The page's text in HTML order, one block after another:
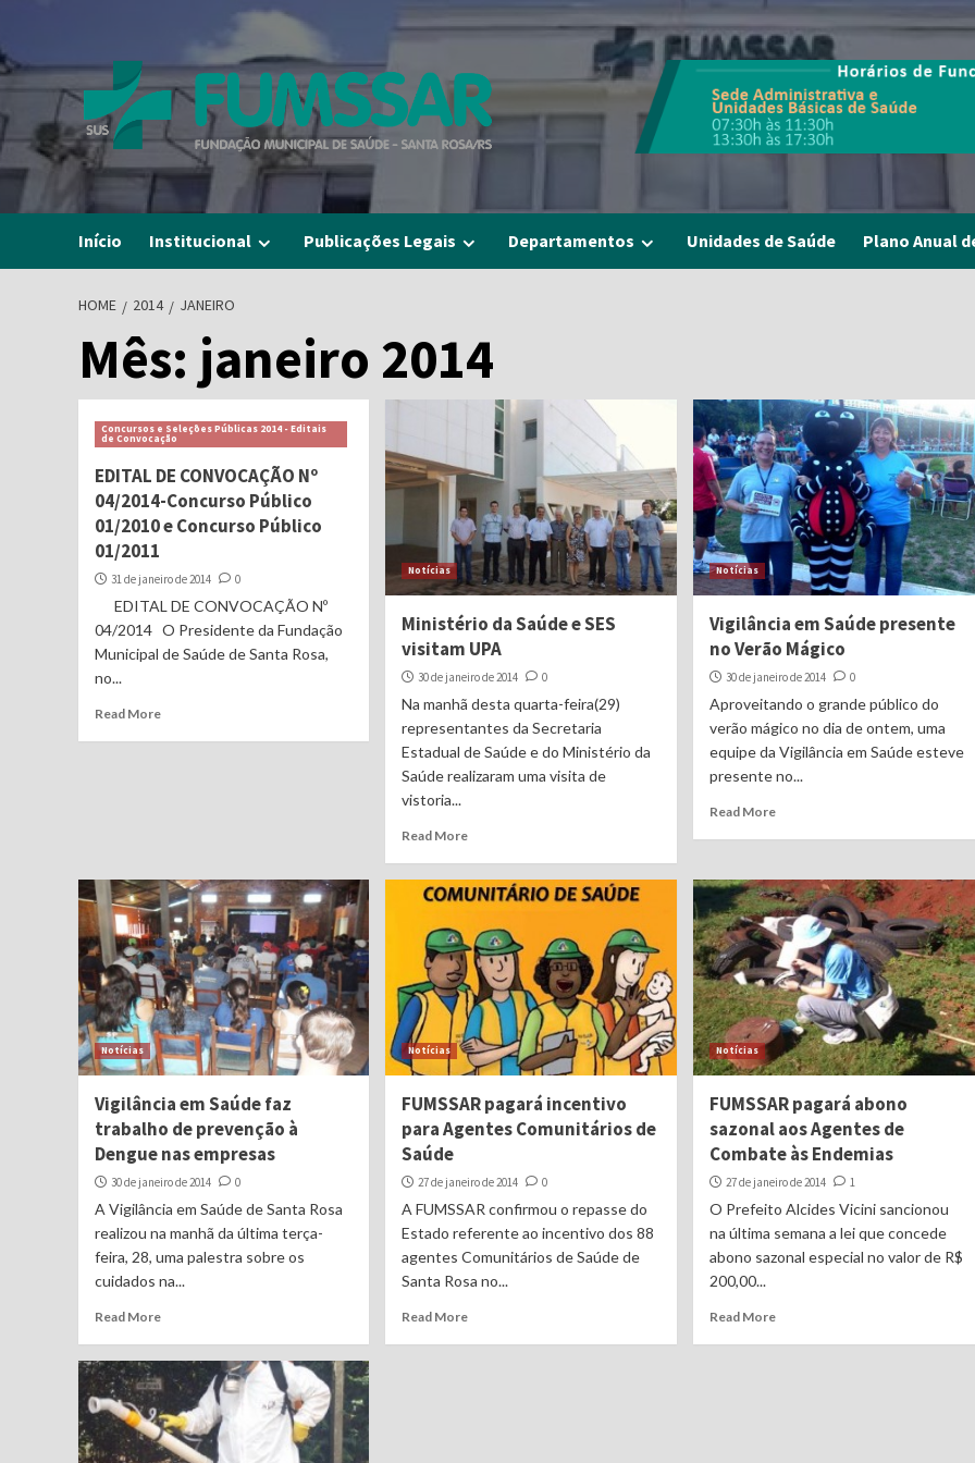
content
Início Institucional Publicações Legais Departamentos Unidades de Saúde Plano Anual
HOME 2014 JANEIRO
Mês: janeiro 2014
Concursos e Seleções Públicas 2014 - Editais
de Convocação
EDITAL DE CONVOCAÇÃO Nº
04/2014-Concurso Público
01/2010 e Concurso Público
01/2011
31 de janeiro de 2014 0
EDITAL DE CONVOCAÇÃO Nº
04/2014 O Presidente da Fundação
Municipal de Saúde de Santa Rosa,
no...
Read More
Notícias
Ministério da Saúde e SES
visitam UPA
30 de janeiro de 2014 0
Na manhã desta quarta-feira(29)
representantes da Secretaria
Estadual de Saúde e do Ministério da
Saúde realizaram uma visita de
vistoria...
Read More
Notícias
Vigilância em Saúde presente
no Verão Mágico
30 de janeiro de 2014 0
Aproveitando o grande público do
verão mágico no dia de ontem, uma
equipe da Vigilância em Saúde esteve
presente no...
Read More
Notícias
Vigilância em Saúde faz
trabalho de prevenção à
Dengue nas empresas
30 de janeiro de 2014 0
A Vigilância em Saúde de Santa Rosa
realizou na manhã da última terça-
feira, 28, uma palestra sobre os
cuidados na...
Read More
Notícias
FUMSSAR pagará incentivo
para Agentes Comunitários de
Saúde
27 de janeiro de 2014 0
A FUMSSAR confirmou o repasse do
Estado referente ao incentivo dos 88
agentes Comunitários de Saúde de
Santa Rosa no...
Read More
Notícias
FUMSSAR pagará abono
sazonal aos Agentes de
Combate às Endemias
27 de janeiro de 2014 1
O Prefeito Alcides Vicini sancionou
na última semana a lei que concede
abono sazonal especial no valor de R$
200,00...
Read More